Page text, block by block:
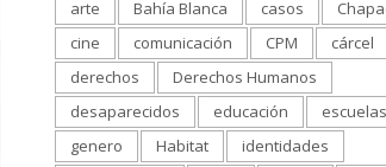
arte Bahía Blanca casos
cine
comunicación CPM
cárcel
derechos
Derechos Humanos
desaparecidos
educación
escuelas
genero
Habitat
identidades